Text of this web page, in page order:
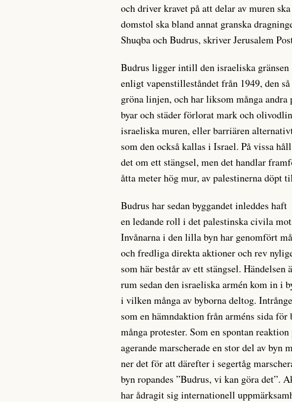
och driver kravet på att delar av muren
domstol ska bland annat granska
Shuqba och Budrus, skriver Jerusalem
Budrus ligger intill den israeliska gränsen
enligt vapenstilleståndet från 1949, den
gröna linjen, och har liksom många andra
byar och städer förlorat mark och
israeliska muren, eller barriären
som den också kallas i Israel. På vissa
det om ett stängsel, men det handlar
åtta meter hög mur, av palestinerna döpt
Budrus har sedan byggandet inleddes haft
en ledande roll i det palestinska civila
Invånarna i den lilla byn har genomfört
och fredliga direkta aktioner och rev
som här består av ett stängsel. Händelsen
rum sedan den israeliska armén kom in i
i vilken många av byborna deltog.
som en hämndaktion från arméns sida för
många protester. Som en spontan reaktion
agerande marscherade en stor del av byn
ner det för att därefter i segertåg
byn ropandes ”Budrus, vi kan göra det”.
har ådragit sig internationell